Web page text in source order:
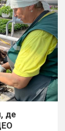
де